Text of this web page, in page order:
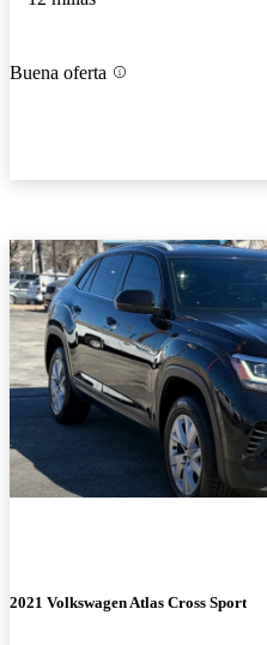
Buena oferta
2021 Volkswagen Atlas Cross Sport